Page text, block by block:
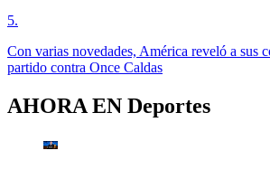
5.
Con varias novedades, América reveló a sus
partido contra Once Caldas
AHORA EN Deportes